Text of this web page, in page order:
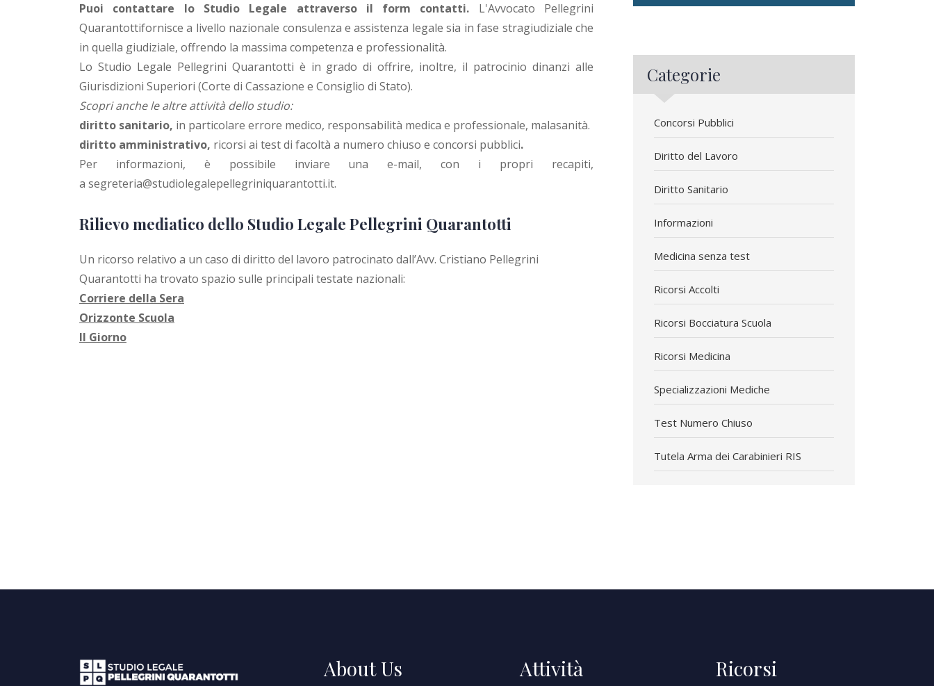
Puoi contattare lo Studio Legale attraverso il form contatti. L'Avvocato Pellegrini
Quarantottifornisce a livello nazionale consulenza e assistenza legale sia in fase stragiudiziale che
in quella giudiziale, offrendo la massima competenza e professionalità.
Lo Studio Legale Pellegrini Quarantotti è in grado di offrire, inoltre, il patrocinio dinanzi alle
Giurisdizioni Superiori (Corte di Cassazione e Consiglio di Stato).
Scopri anche le altre attività dello studio:
diritto sanitario, in particolare errore medico, responsabilità medica e professionale, malasanità.
diritto amministrativo, ricorsi ai test di facoltà a numero chiuso e concorsi pubblici.
Per informazioni, è possibile inviare una e-mail, con i propri recapiti,
a segreteria@studiolegalepellegriniquarantotti.it.
Rilievo mediatico dello Studio Legale Pellegrini Quarantotti
Un ricorso relativo a un caso di diritto del lavoro patrocinato dall’Avv. Cristiano Pellegrini
Quarantotti ha trovato spazio sulle principali testate nazionali:
Corriere della Sera
Orizzonte Scuola
Il Giorno
Categorie
Concorsi Pubblici
Diritto del Lavoro
Diritto Sanitario
Informazioni
Medicina senza test
Ricorsi Accolti
Ricorsi Bocciatura Scuola
Ricorsi Medicina
Specializzazioni Mediche
Test Numero Chiuso
Tutela Arma dei Carabinieri RIS
About Us Attività Ricorsi